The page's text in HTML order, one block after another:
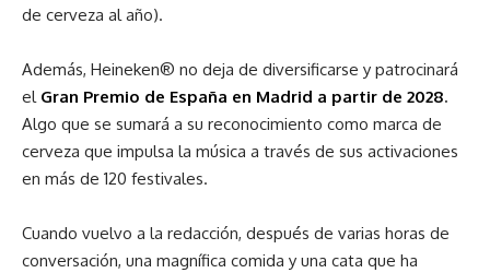
de cerveza al año).
Además, Heineken® no deja de diversificarse y patrocinará
el Gran Premio de España en Madrid a partir de 2028.
Algo que se sumará a su reconocimiento como marca de
cerveza que impulsa la música a través de sus activaciones
en más de 120 festivales.
Cuando vuelvo a la redacción, después de varias horas de
conversación, una magnífica comida y una cata que ha